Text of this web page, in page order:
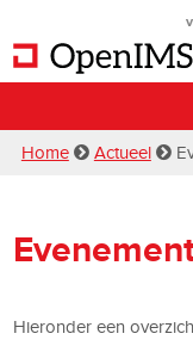
Home Actueel
Hieronder een